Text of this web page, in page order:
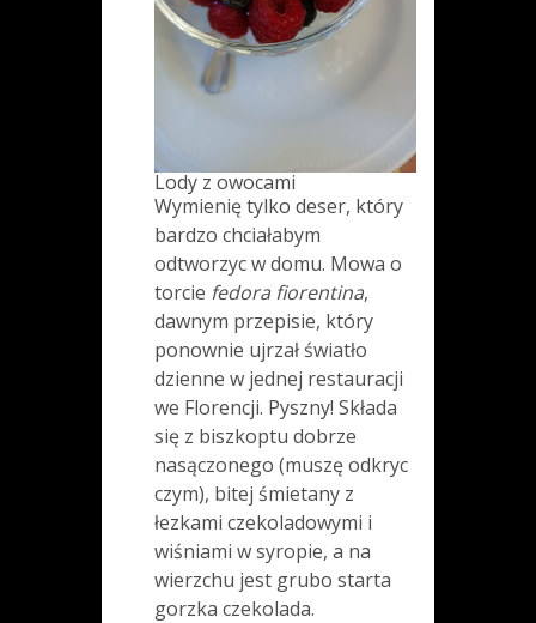
Lody z owocami
Wymienię tylko deser, który
bardzo chciałabym
odtworzyc w domu. Mowa o
torcie fedora fiorentina,
dawnym przepisie, który
ponownie ujrzał światło
dzienne w jednej restauracji
we Florencji. Pyszny! Składa
się z biszkoptu dobrze
nasączonego (muszę odkryc
czym), bitej śmietany z
łezkami czekoladowymi i
wiśniami w syropie, a na
wierzchu jest grubo starta
gorzka czekolada.